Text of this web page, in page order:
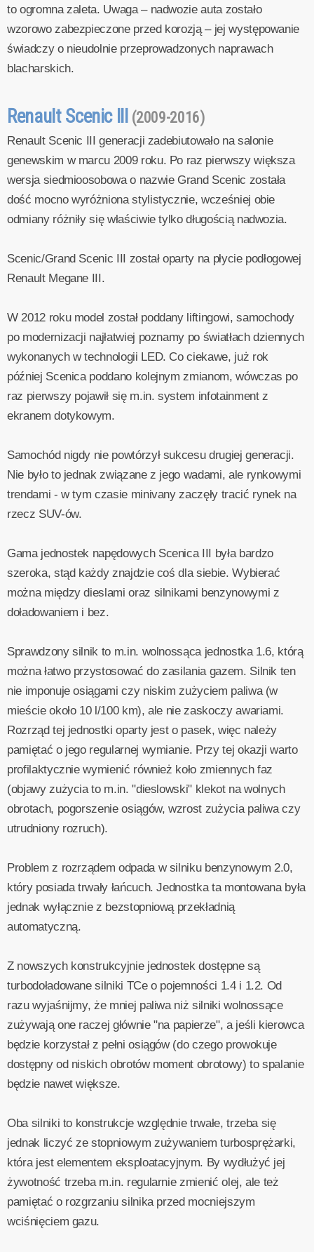
to ogromna zaleta. Uwaga – nadwozie auta zostało
wzorowo zabezpieczone przed korozją – jej występowanie
świadczy o nieudolnie przeprowadzonych naprawach
blacharskich.
Renault Scenic III (2009-2016)
Renault Scenic III generacji zadebiutowało na salonie
genewskim w marcu 2009 roku. Po raz pierwszy większa
wersja siedmioosobowa o nazwie Grand Scenic została
dość mocno wyróżniona stylistycznie, wcześniej obie
odmiany różniły się właściwie tylko długością nadwozia.
Scenic/Grand Scenic III został oparty na płycie podłogowej
Renault Megane III.
W 2012 roku model został poddany liftingowi, samochody
po modernizacji najłatwiej poznamy po światłach dziennych
wykonanych w technologii LED. Co ciekawe, już rok
później Scenica poddano kolejnym zmianom, wówczas po
raz pierwszy pojawił się m.in. system infotainment z
ekranem dotykowym.
Samochód nigdy nie powtórzył sukcesu drugiej generacji.
Nie było to jednak związane z jego wadami, ale rynkowymi
trendami - w tym czasie minivany zaczęły tracić rynek na
rzecz SUV-ów.
Gama jednostek napędowych Scenica III była bardzo
szeroka, stąd każdy znajdzie coś dla siebie. Wybierać
można między dieslami oraz silnikami benzynowymi z
doładowaniem i bez.
Sprawdzony silnik to m.in. wolnossąca jednostka 1.6, którą
można łatwo przystosować do zasilania gazem. Silnik ten
nie imponuje osiągami czy niskim zużyciem paliwa (w
mieście około 10 l/100 km), ale nie zaskoczy awariami.
Rozrząd tej jednostki oparty jest o pasek, więc należy
pamiętać o jego regularnej wymianie. Przy tej okazji warto
profilaktycznie wymienić również koło zmiennych faz
(objawy zużycia to m.in. "dieslowski" klekot na wolnych
obrotach, pogorszenie osiągów, wzrost zużycia paliwa czy
utrudniony rozruch).
Problem z rozrządem odpada w silniku benzynowym 2.0,
który posiada trwały łańcuch. Jednostka ta montowana była
jednak wyłącznie z bezstopniową przekładnią
automatyczną.
Z nowszych konstrukcyjnie jednostek dostępne są
turbodoładowane silniki TCe o pojemności 1.4 i 1.2. Od
razu wyjaśnijmy, że mniej paliwa niż silniki wolnossące
zużywają one raczej głównie "na papierze", a jeśli kierowca
będzie korzystał z pełni osiągów (do czego prowokuje
dostępny od niskich obrotów moment obrotowy) to spalanie
będzie nawet większe.
Oba silniki to konstrukcje względnie trwałe, trzeba się
jednak liczyć ze stopniowym zużywaniem turbosprężarki,
która jest elementem eksploatacyjnym. By wydłużyć jej
żywotność trzeba m.in. regularnie zmienić olej, ale też
pamiętać o rozgrzaniu silnika przed mocniejszym
wciśnięciem gazu.